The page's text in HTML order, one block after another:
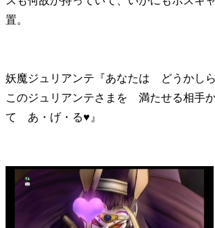
置。
妖魔ジュリアンテ『あなたは どうかし
このジュリアンテさまを 満たせる相
て あ・げ・る♥』